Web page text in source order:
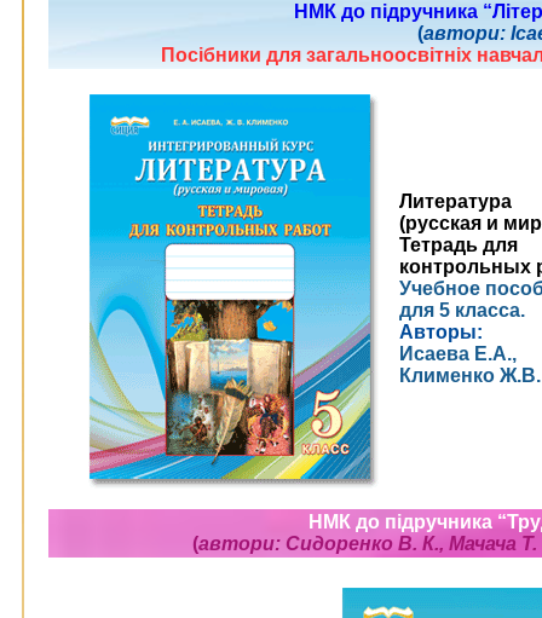
НМК до підручника
(автори:
Посібники для загальноосвітніх
Литература
(русская и
Тетрадь для
контрольных
Учебное
для 5 класса.
Авторы:
Исаева Е.А.,
Клименко Ж.В.
НМК до підручника
(автори: Сидоренко В. К., Мачача